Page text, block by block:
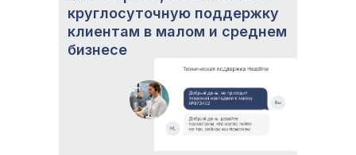
круглосуточную поддержку
клиентам в малом и среднем
бизнесе